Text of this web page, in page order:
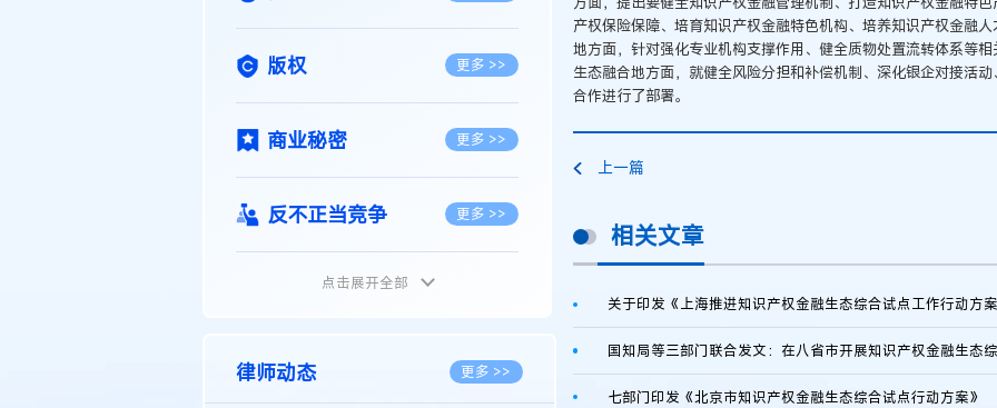
版权 更多 >>
商业秘密 更多 >>
反不正当竞争 更多 >>
植物新品种
地理标志 更多 >>
点击展开全部
律师动态 更多 >>
产权保险保障、培育知识产权金融特色机构、培养知识产权金融
地方面，针对强化专业机构支撑作用、健全质物处置流转体系等
生态融合地方面，就健全风险分担和补偿机制、深化银企对接活
合作进行了部署。
上一篇
相关文章
关于印发《上海推进知识产权金融生态综合试点工作行动方
国知局等三部门联合发文：在八省市开展知识产权金融生态
七部门印发《北京市知识产权金融生态综合试点行动方案》